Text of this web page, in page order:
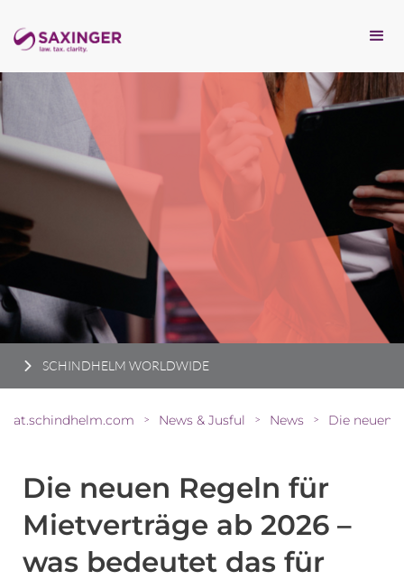
SCHINDHELM WORLDWIDE
at.schindhelm.com > News & Jusful > News >
Die neuen Regeln für
Mietverträge ab 2026 –
was bedeutet das für